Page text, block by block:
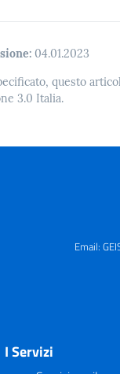
04.01.2023
questo
3.0 Italia.
Email:
I Servizi